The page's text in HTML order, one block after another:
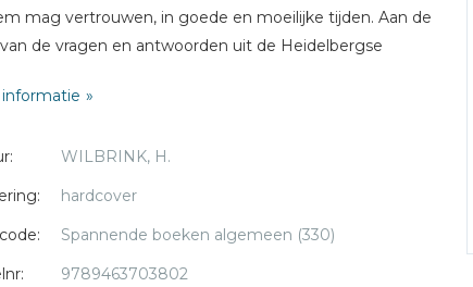
mag vertrouwen, in goede en moeilijke tijden. Aan de
de vragen en antwoorden uit de Heidelbergse
dankbaarheid en het geloof. Het boek is niet alleen
de onderwerpen aan de slag kunt gaan.
van de basisschool en voor jongeren die de
Catechismus beter willen leren begrijpen. Het
WILBRINK, H.
hardcover
Spannende boeken algemeen (330)
9789463703802